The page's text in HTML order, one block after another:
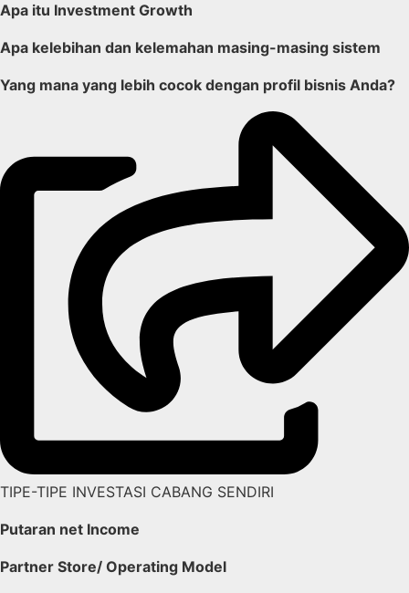
Apa itu Investment Growth
Apa kelebihan dan kelemahan masing-masing sistem
Yang mana yang lebih cocok dengan profil bisnis Anda?
TIPE-TIPE INVESTASI CABANG SENDIRI
Putaran net Income
Partner Store/ Operating Model